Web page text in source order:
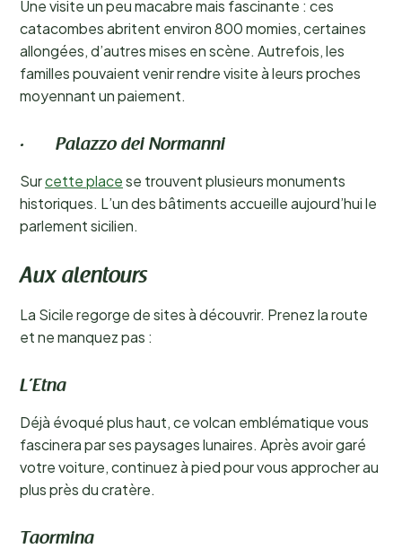
Une visite un peu macabre mais fascinante : ces
catacombes abritent environ 800 momies, certaines
allongées, d’autres mises en scène. Autrefois, les
familles pouvaient venir rendre visite à leurs proches
moyennant un paiement.
· Palazzo dei Normanni
Surcette placese trouvent plusieurs monuments
historiques. L’un des bâtiments accueille aujourd’hui le
parlement sicilien.
Aux alentours
La Sicile regorge de sites à découvrir. Prenez la route
et ne manquez pas :
L’Etna
Déjà évoqué plus haut, ce volcan emblématique vous
fascinera par ses paysages lunaires. Après avoir garé
votre voiture, continuez à pied pour vous approcher au
plus près du cratère.
Taormina